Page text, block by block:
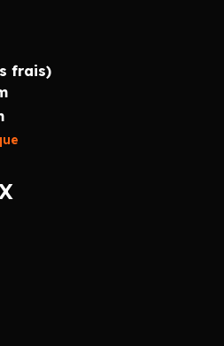
frais)